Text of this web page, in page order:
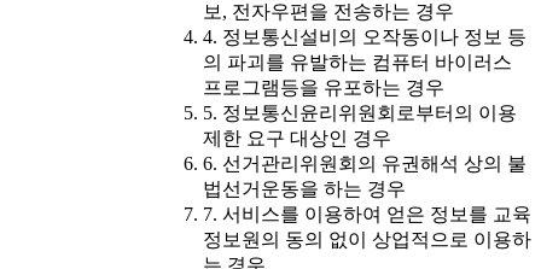
보, 전자우편을 전송하는 경우
4. 정보통신설비의 오작동이나 정보 등
의 파괴를 유발하는 컴퓨터 바이러스
프로그램등을 유포하는 경우
5. 정보통신윤리위원회로부터의 이용
제한 요구 대상인 경우
6. 선거관리위원회의 유권해석 상의 불
법선거운동을 하는 경우
7. 서비스를 이용하여 얻은 정보를 교육
정보원의 동의 없이 상업적으로 이용하